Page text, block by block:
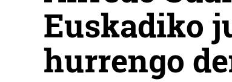
Euskadiko
hurrengo